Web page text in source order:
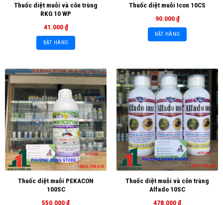
Thuốc diệt muỗi và côn trùng
RKG 10 WP
41.000₫
ĐẶT HÀNG
Thuốc diệt muỗi Icon 10CS
90.000₫
ĐẶT HÀNG
Thuốc diệt muỗi PEKACON
100SC
550.000₫
Thuốc diệt muỗi và côn trùng
Alfado 10SC
478.000₫